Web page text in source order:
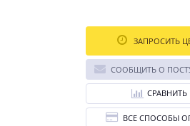
ЗАПРОСИТЬ
СООБЩИТЬ О
СРАВНИТЬ
ВСЕ СПОСОБЫ